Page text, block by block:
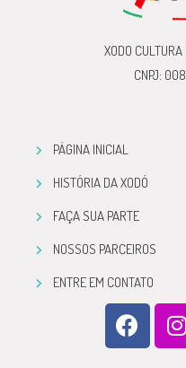
XODO
CNPJ:
PÁGINA INICIAL
HISTÓRIA DA XODÓ
FAÇA SUA PARTE
NOSSOS PARCEIROS
ENTRE EM CONTATO